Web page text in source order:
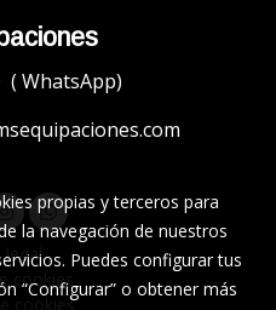
( WhatsApp)
legal
cookies
cookies
propias y terceros para
la navegación de nuestros
Puedes configurar tus
“Configurar” o obtener más